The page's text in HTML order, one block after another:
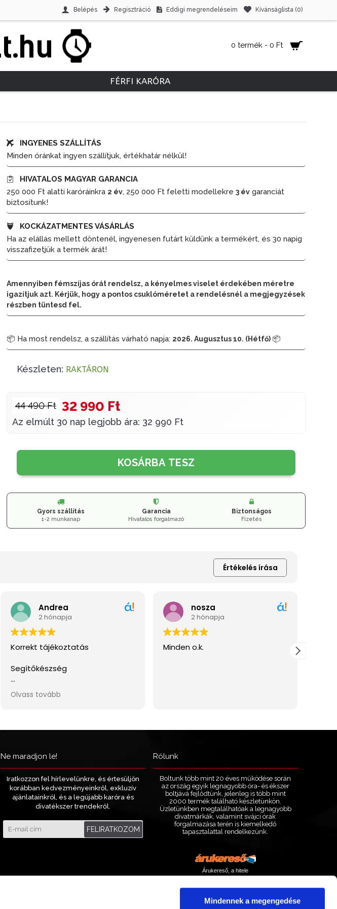
Mindennek a megengedése
Belépés Regisztráció Eddigi megrendeléseim Kívánságlista (0)
0 termék - 0 Ft
FÉRFI KARÓRA
INGYENES SZÁLLÍTÁS
Minden óránkat ingyen szállítjuk, értékhatár nélkül!
HIVATALOS MAGYAR GARANCIA
250 000 Ft alatti karóráinkra 2 év, 250 000 Ft feletti modellekre 3 év garanciát
biztosítunk!
KOCKÁZATMENTES VÁSÁRLÁS
Ha az elállás mellett döntenél, ingyenesen futárt küldünk a termékért, és 30 napig
visszafizetjük a termék árát!
Amennyiben fémszíjas órát rendelsz, a kényelmes viselet érdekében méretre
igazítjuk azt. Kérjük, hogy a pontos csuklóméretet a rendelésnél a megjegyzések
részben tüntesd fel.
📦 Ha most rendelsz, a szállítás várható napja: 2026. Augusztus 10. (Hétfő) 📦
Készleten: RAKTÁRON
44 490 Ft 32 990 Ft
Az elmúlt 30 nap legjobb ára: 32 990 Ft
KOSÁRBA TESZ
Gyors szállítás
1-2 munkanap
Garancia
Hivatalos forgalmazó
Biztonságos
Fizetés
Ne maradjon le!
Iratkozzon fel hírlevelünkre, és értesüljön
korábban kedvezményeinkről, exkluzív
ajánlatainkról, és a legújabb karóra és
divatékszer trendekről.
FELIRATKOZOM
Rólunk
Boltunk több mint 20 éves működése során
az ország egyik legnagyobb óra- és ékszer
boltjává fejlődtünk, jelenleg is több mint
2000 termék található készletünkön.
Üzletünkben megtalálhatóak a legnagyobb
divatmárkák, valamint svájci órák
forgalmazása terén is kiemelkedő
tapasztalattal rendelkezünk.
Árukereső, a hitele